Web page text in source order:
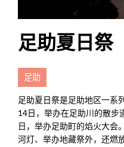
足助夏日祭
足助
足助夏日祭是足助地区一系
14日，举办在足助川的散步
日，举办足助町的焰火大会
河灯、举办地藏祭外，还燃